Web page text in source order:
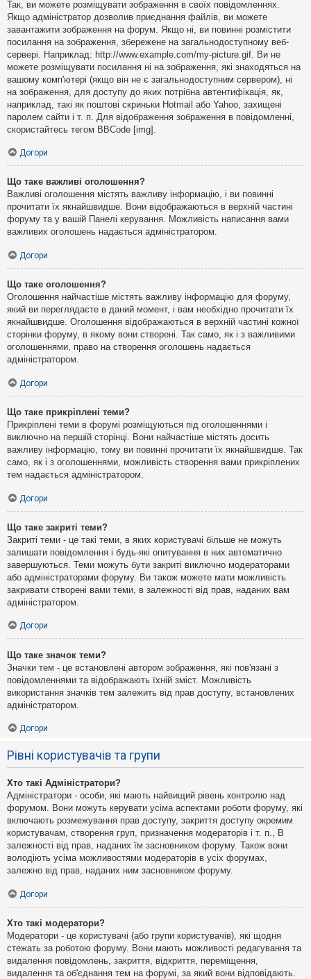
Так, ви можете розміщувати зображення в своїх повідомленнях.
Якщо адміністратор дозволив приєднання файлів, ви можете
завантажити зображення на форум. Якщо ні, ви повинні розмістити
посилання на зображення, збережене на загальнодоступному веб-
сервері. Наприклад: http://www.example.com/my-picture.gif. Ви не
можете розміщувати посилання ні на зображення, які знаходяться на
вашому комп'ютері (якщо він не є загальнодоступним сервером), ні
на зображення, для доступу до яких потрібна автентифікація, як,
наприклад, такі як поштові скриньки Hotmail або Yahoo, захищені
паролем сайти і т. п. Для відображення зображення в повідомленні,
скористайтесь тегом BBCode [img].
Догори
Що таке важливі оголошення?
Важливі оголошення містять важливу інформацію, і ви повинні
прочитати їх якнайшвидше. Вони відображаються в верхній частині
форуму та у вашій Панелі керування. Можливість написання вами
важливих оголошень надається адміністратором.
Догори
Що таке оголошення?
Оголошення найчастіше містять важливу інформацію для форуму,
який ви переглядаєте в даний момент, і вам необхідно прочитати їх
якнайшвидше. Оголошення відображаються в верхній частині кожної
сторінки форуму, в якому вони створені. Так само, як і з важливими
оголошеннями, право на створення оголошень надається
адміністратором.
Догори
Що таке прикріплені теми?
Прикріплені теми в форумі розміщуються під оголошеннями і
виключно на першій сторінці. Вони найчастіше містять досить
важливу інформацію, тому ви повинні прочитати їх якнайшвидше. Так
само, як і з оголошеннями, можливість створення вами прикріплених
тем надається адміністратором.
Догори
Що таке закриті теми?
Закриті теми - це такі теми, в яких користувачі більше не можуть
залишати повідомлення і будь-які опитування в них автоматично
завершуються. Теми можуть бути закриті виключно модераторами
або адміністраторами форуму. Ви також можете мати можливість
закривати створені вами теми, в залежності від прав, наданих вам
адміністратором.
Догори
Що таке значок теми?
Значки тем - це встановлені автором зображення, які пов'язані з
повідомленнями та відображають їхній зміст. Можливість
використання значків тем залежить від прав доступу, встановлених
адміністратором.
Догори
Рівні користувачів та групи
Хто такі Адміністратори?
Адміністратори - особи, які мають найвищий рівень контролю над
форумом. Вони можуть керувати усіма аспектами роботи форуму, які
включають розмежування прав доступу, закриття доступу окремим
користувачам, створення груп, призначення модераторів і т. п., В
залежності від прав, наданих їм засновником форуму. Також вони
володіють усіма можливостями модераторів в усіх форумах,
залежно від прав, наданих ним засновником форуму.
Догори
Хто такі модератори?
Модератори - це користувачі (або групи користувачів), які щодня
стежать за роботою форуму. Вони мають можливості редагування та
видалення повідомлень, закриття, відкриття, переміщення,
видалення та об'єднання тем на форумі, за який вони відповідають.